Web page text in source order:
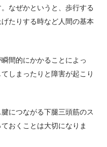
なぜかというと、歩行する
たりする時など人間の基本
間的にかかることによっ
しまったりと障害が起こり
につながる下腿三頭筋のス
おくことは大切になりま